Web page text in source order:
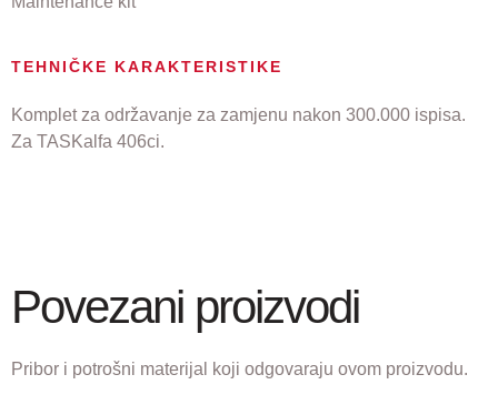
TEHNIČKE KARAKTERISTIKE
Komplet za održavanje za zamjenu nakon 300.000 ispisa.
Za TASKalfa 406ci.
Povezani proizvodi
Pribor i potrošni materijal koji odgovaraju ovom proizvodu.